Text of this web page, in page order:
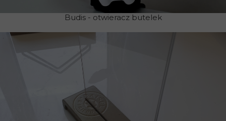
Budis - otwieracz butelek